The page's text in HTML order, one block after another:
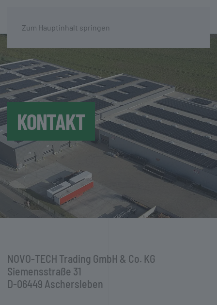
Zum Hauptinhalt springen
KONTAKT
NOVO-TECH Trading GmbH & Co. KG
Siemensstraße 31
D-06449 Aschersleben